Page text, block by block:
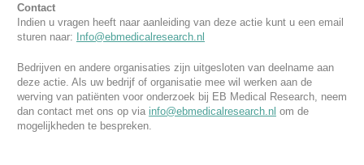
Contact
Indien u vragen heeft naar aanleiding van deze actie kunt u een email
sturen naar:
Info@ebmedicalresearch.nl
Bedrijven en andere organisaties zijn uitgesloten van deelname aan
deze actie. Als uw bedrijf of organisatie mee wil werken aan de
werving van patiënten voor onderzoek bij EB Medical Research, neem
dan contact met ons op via info@ebmedicalresearch.nl om de
mogelijkheden te bespreken.